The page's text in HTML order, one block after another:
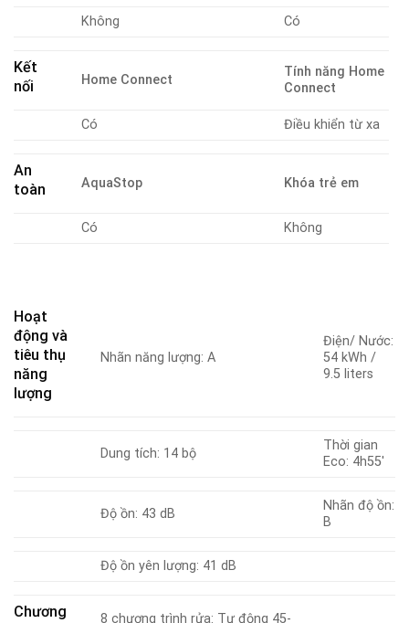
Không
Có
Kết
nối
Home Connect
Tính năng Home
Connect
Có Điều khiển từ xa
An
toàn
AquaStop Khóa trẻ em
Có Không
Hoạt
động và
tiêu thụ
năng
lượng
Nhãn năng lượng: A
Điện/ Nước:
54 kWh /
9.5 liters
Dung tích: 14 bộ
Thời gian
Eco: 4h55′
Độ ồn: 43 dB
Nhãn độ ồn:
B
Độ ồn yên lượng: 41 dB
Chương
8 chương trình rửa: Tự động 45-